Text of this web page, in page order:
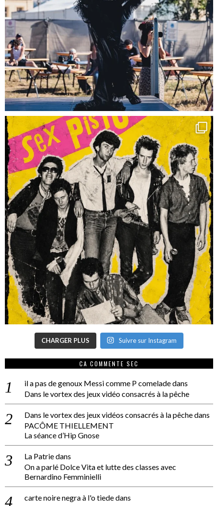
CHARGER PLUS Suivre sur Instagram
CA COMMENTE SEC
il a pas de genoux Messi comme P comeladedans
Dans le vortex des jeux vidéo consacrés à la pêche
Dans le vortex des jeux vidéos consacrés à la pêchedans
PACÔME THIELLEMENT
La séance d’Hip Gnose
La Patriedans
On a parlé Dolce Vita et lutte des classes avec
Bernardino Femminielli
carte noire negra à l'o tiededans